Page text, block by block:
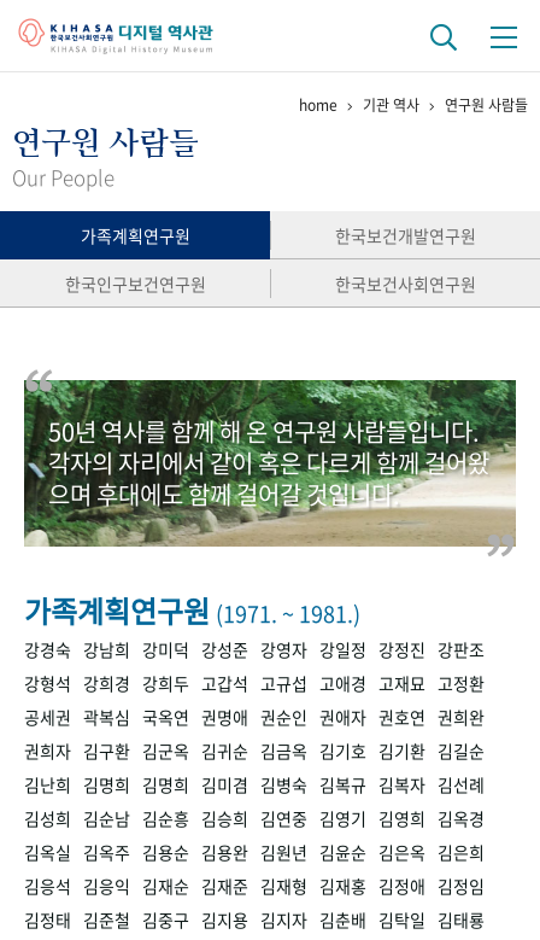
걸어온 길 기관 변천사
연구 역사
정책과 연구 키워드로 보는 연구 역사
연구자들
간행물 변천사
기록물 아카이브
사진 아카이브 문서 기록물 행정박물 영상 기록물
50+1주년 기념
+1
VR 역사관
home 기관 역사 연구원 사람들
연구원 사람들
Our People
가족계획연구원
한국보건개발연구원
한국인구보건연구원
한국보건사회연구원
50년 역사를 함께 해 온 연구원 사람들입니다.
각자의 자리에서 같이 혹은 다르게 함께 걸어왔
으며 후대에도 함께 걸어갈 것입니다.
가족계획연구원 (1971. ~ 1981.)
강경숙 강남희 강미덕 강성준 강영자 강일정 강정진
강판조
강형석
강희경 강희두 고갑석 고규섭 고애경 고재묘 고정환
공세권 곽복심 국옥연 권명애 권순인 권애자 권호연 권희완
권희자 김구환 김군옥 김귀순 김금옥 김기호 김기환 김길순
김난희
김명희 김명희 김미겸 김병숙 김복규 김복자 김선례
김성희
김순남 김순흥 김승희 김연중 김영기 김영희
김옥경
김옥실
김옥주 김용순 김용완 김원년 김윤순 김은옥 김은희
김응석
김응익 김재순 김재준 김재형 김재홍 김정애 김정임
김정태 김준철 김중구 김지용 김지자 김춘배 김탁일
김태룡